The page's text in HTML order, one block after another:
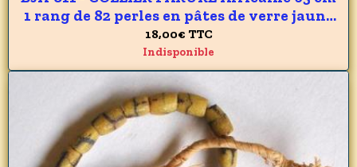
1 rang de 82 perles en pâtes de verre jaune
du GHANA 9 x 14 mm - 180 carats 36 gr
18,00€ TTC
Indisponible